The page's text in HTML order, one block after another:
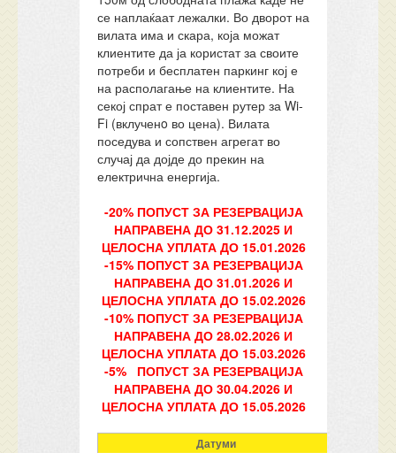
се наплаќаат лежалки. Во дворот на
вилата има и скара, која можат
клиентите да ја користат за своите
потреби и бесплатен паркинг кој е
на располагање на клиентите. На
секој спрат е поставен рутер за Wi-
Fi (вклученo во цена). Вилата
поседува и сопствен агрегат во
случај да дојде до прекин на
електрична енергија.
-20% ПОПУСТ ЗА РЕЗЕРВАЦИЈА
НАПРАВЕНА ДО 31.12.2025 И
ЦЕЛОСНА УПЛАТА ДО 15.01.2026
-15% ПОПУСТ ЗА РЕЗЕРВАЦИЈА
НАПРАВЕНА ДО 31.01.2026 И
ЦЕЛОСНА УПЛАТА ДО 15.02.2026
-10% ПОПУСТ ЗА РЕЗЕРВАЦИЈА
НАПРАВЕНА ДО 28.02.2026 И
ЦЕЛОСНА УПЛАТА ДО 15.03.2026
-5% ПОПУСТ ЗА РЕЗЕРВАЦИЈА
НАПРАВЕНА ДО 30.04.2026 И
ЦЕЛОСНА УПЛАТА ДО 15.05.2026
Датуми